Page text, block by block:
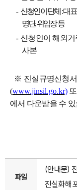
- 신청인이 단체 :대
명단,위임장 등
- 신청인이 해외
사본
※ 진실규명신청
(www.jinsil.go.kr)
에서 다운받을 수
파일
(안내문)
진실화해